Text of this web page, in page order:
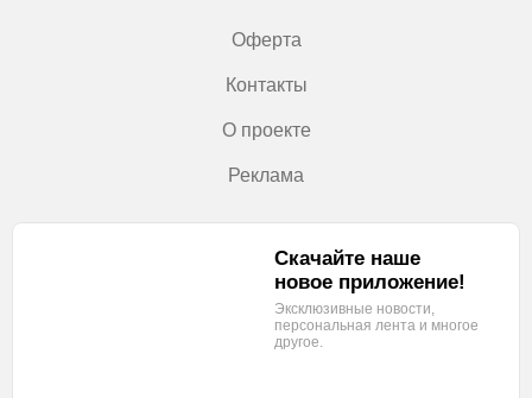
Оферта
Контакты
О проекте
Реклама
Скачайте наше
новое приложение!
Эксклюзивные новости,
персональная лента и многое
другое.